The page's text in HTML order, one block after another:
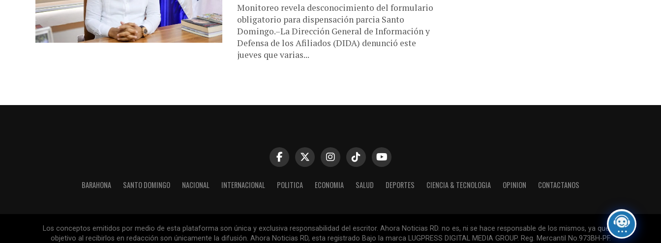
Monitoreo revela desconocimiento del formulario
obligatorio para dispensación parcia Santo
Domingo.–La Dirección General de Información y
Defensa de los Afiliados (DIDA) denunció este
jueves que varias...
BARAHONA SANTO DOMINGO NACIONAL INTERNACIONAL POLITICA ECONOMIA SALUD DEPORTES CIENCIA & TECNOLOGIA OPINION CONTACTANOS
Los conceptos emitidos por medio de esta plataforma son única y exclusiva responsabilidad del escritor. Ahora Noticias RD. no es, ni se hace responsable de los mismos, ya que su
objetivo al recibirlos en redacción son únicamente la difusión. Ahora Noticias RD, esta registrado Bajo la marca LUGPRESS DIGITAL MEDIA GROUP. Reg. Mercantil No.973BH-PF.